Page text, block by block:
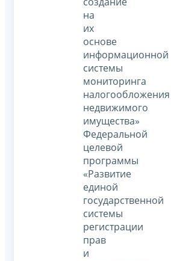
на
их
основе
информационной
системы
мониторинга
налогообложения
недвижимого
имущества»
Федеральной
целевой
программы
«Развитие
единой
государственной
системы
регистрации
прав
и